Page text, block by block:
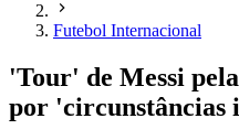
Futebol Internacional
'Tour' de Messi
por 'circunstâncias